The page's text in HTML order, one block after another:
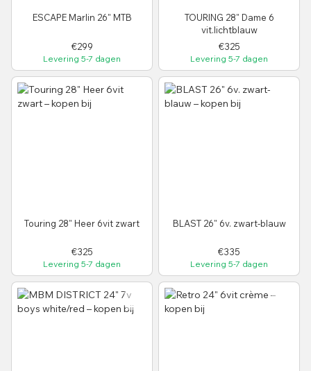
ESCAPE Marlin 26" MTB
€299
Levering 5-7 dagen
TOURING 28" Dame 6
vit.lichtblauw
€325
Levering 5-7 dagen
Touring 28" Heer 6vit zwart
€325
Levering 5-7 dagen
BLAST 26" 6v. zwart-blauw
€335
Levering 5-7 dagen